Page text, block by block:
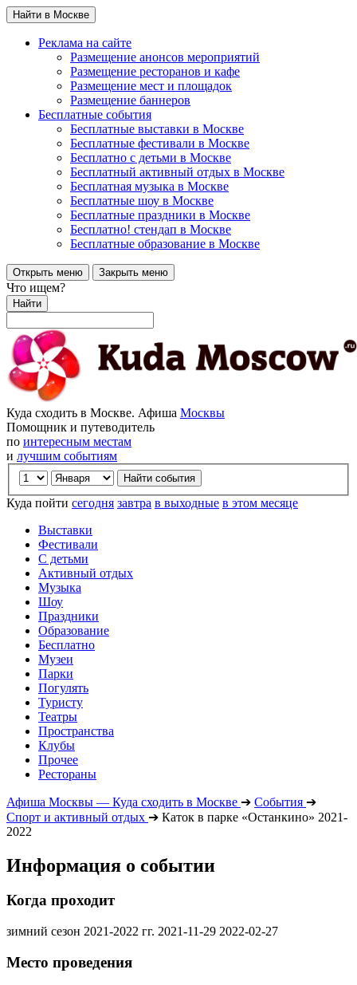
Найти в Москве
Реклама на сайте
Размещение анонсов мероприятий
Размещение ресторанов и кафе
Размещение мест и площадок
Размещение баннеров
Бесплатные события
Бесплатные выставки в Москве
Бесплатные фестивали в Москве
Бесплатно с детьми в Москве
Бесплатный активный отдых в Москве
Бесплатная музыка в Москве
Бесплатные шоу в Москве
Бесплатные праздники в Москве
Бесплатно! стендап в Москве
Бесплатные образование в Москве
Открыть меню Закрыть меню
Что ищем?
Найти
Куда сходить в Москве. Афиша Москвы
Помощник и путеводитель
по интересным местам
и лучшим событиям
Куда пойти сегодня завтра в выходные в этом месяце
Выставки
Фестивали
С детьми
Активный отдых
Музыка
Шоу
Праздники
Образование
Бесплатно
Музеи
Парки
Погулять
Туристу
Театры
Пространства
Клубы
Прочее
Рестораны
Афиша Москвы — Куда сходить в Москве ➔ События ➔
Спорт и активный отдых ➔ Каток в парке «Останкино» 2021-
2022
Информация о событии
Когда проходит
зимний сезон 2021-2022 гг. 2021-11-29 2022-02-27
Место проведения